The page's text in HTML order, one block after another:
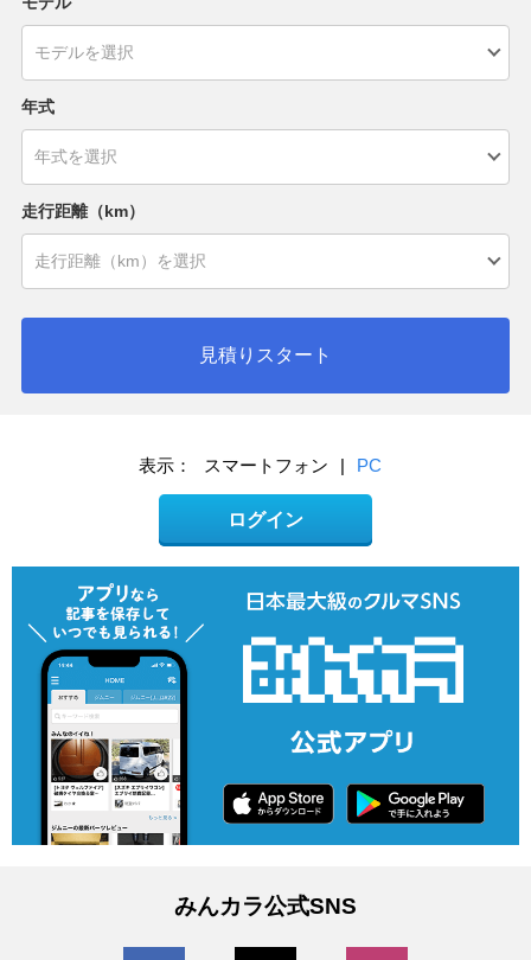
年式
走行距離（km）
見積りスタート
表示： スマートフォン PC
ログイン
みんカラ公式SNS